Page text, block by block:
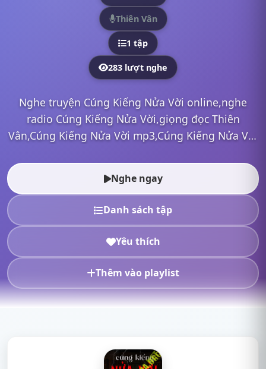
Thiên Vân
1 tập
283 lượt nghe
Nghe truyện Cúng Kiếng Nửa Vời online,nghe
radio Cúng Kiếng Nửa Vời,giọng đọc Thiên
Vân,Cúng Kiếng Nửa Vời mp3,Cúng Kiếng Nửa Vời
Nghe ngay
Danh sách tập
Yêu thích
Thêm vào playlist